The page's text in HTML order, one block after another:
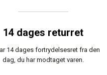
14 dages returret
14 dages fortrydelsesret fra den
dag, du har modtaget varen.